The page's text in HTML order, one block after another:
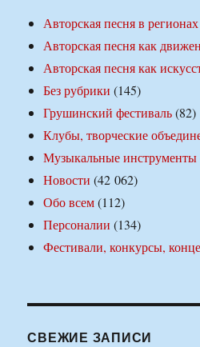
Авторская песня в регионах
Авторская песня как
Авторская песня как
Без рубрики (145)
Грушинский фестиваль(82)
Клубы, творческие
Музыкальные инструменты
Новости (42 062)
Обо всем(112)
Персоналии (134)
Фестивали, конкурсы,
СВЕЖИЕ ЗАПИСИ